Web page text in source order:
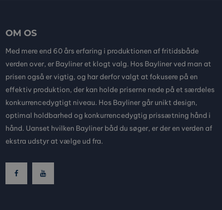
OM OS
Med mere end 60 års erfaring i produktionen af fritidsbåde
verden over, er Bayliner et klogt valg. Hos Bayliner ved man at
prisen også er vigtig, og har derfor valgt at fokusere på en
effektiv produktion, der kan holde priserne nede på et særdeles
konkurrencedygtigt niveau. Hos Bayliner går unikt design,
optimal holdbarhed og konkurrencedygtig prissætning hånd i
hånd. Uanset hvilken Bayliner båd du søger, er der en verden af
ekstra udstyr at vælge ud fra.